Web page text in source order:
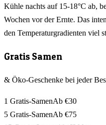
Kühle nachts auf 15-18°C ab,
Wochen vor der Ernte. Das
den Temperaturgradienten viel
Gratis Samen
& Öko-Geschenke bei jeder
1 Gratis-SamenAb €30
5 Gratis-SamenAb €75